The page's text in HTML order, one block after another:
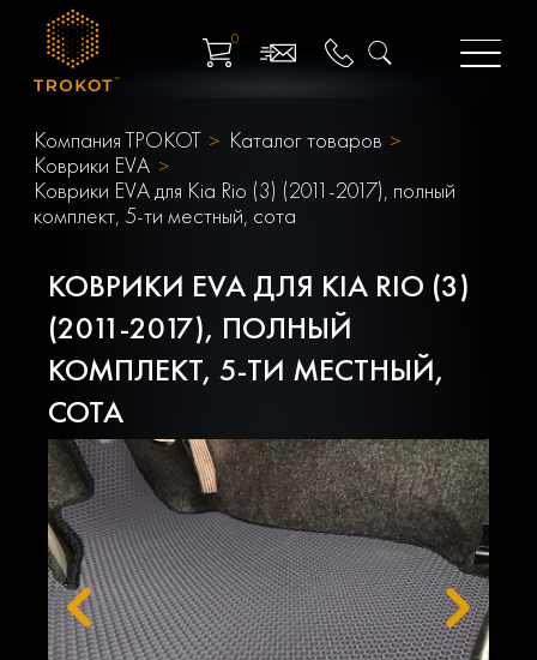
0
Компания ТРОКОТ
Каталог товаров
Коврики EVA
Коврики EVA для Kia Rio (3) (2011-2017), полный
комплект, 5-ти местный, сота
КОВРИКИ EVA ДЛЯ KIA RIO (3)
(2011-2017), ПОЛНЫЙ
КОМПЛЕКТ, 5-ТИ МЕСТНЫЙ,
СОТА